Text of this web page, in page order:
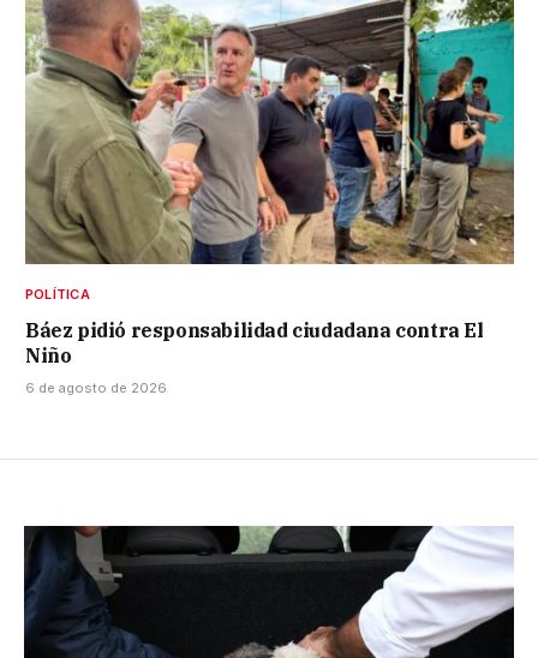
POLÍTICA
Báez pidió responsabilidad ciudadana contra El
Niño
6 de agosto de 2026